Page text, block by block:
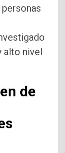
alto nivel
de